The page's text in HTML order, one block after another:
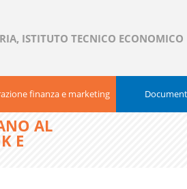
ISTITUTO TECNICO ECONOMICO
finanza e marketing
AL
E